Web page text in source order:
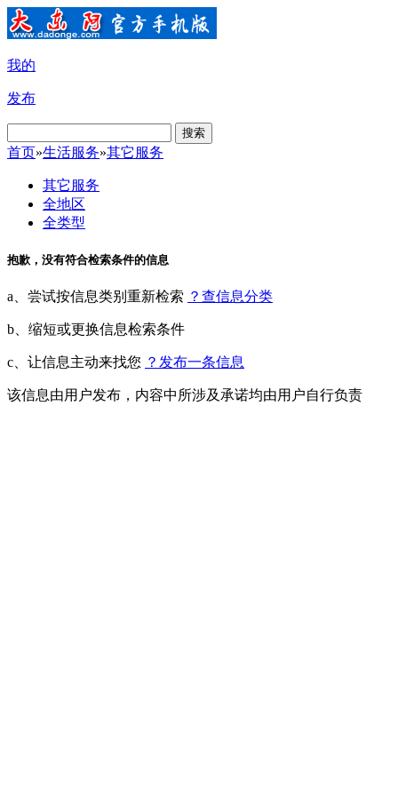
我的
发布
搜索
首页»生活服务»其它服务
其它服务
全地区
全类型
抱歉，没有符合检索条件的信息
a、尝试按信息类别重新检索 ？查信息分类
b、缩短或更换信息检索条件
c、让信息主动来找您 ？发布一条信息
该信息由用户发布，内容中所涉及承诺均由用户自行负责